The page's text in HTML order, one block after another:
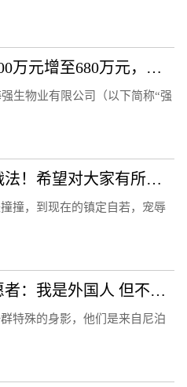
强生物业注册资本从500万元增至680万元，增幅36%
生物业有限公司（以下简称“强
炒股18年，我的独创战法！希望对大家有所帮助
撞，到现在的镇定自若，宠辱
成都大运会留学生志愿者：我是外国人 但不是外人
特殊的身影，他们是来自尼泊